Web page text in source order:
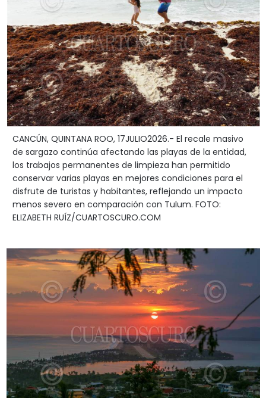
CANCÚN, QUINTANA ROO, 17JULIO2026.- El recale masivo
de sargazo continúa afectando las playas de la entidad,
los trabajos permanentes de limpieza han permitido
conservar varias playas en mejores condiciones para el
disfrute de turistas y habitantes, reflejando un impacto
menos severo en comparación con Tulum. FOTO:
ELIZABETH RUÍZ/CUARTOSCURO.COM